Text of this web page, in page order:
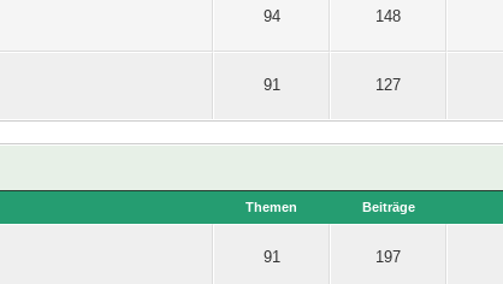
94 148
91 127
Themen Beiträge
91 197